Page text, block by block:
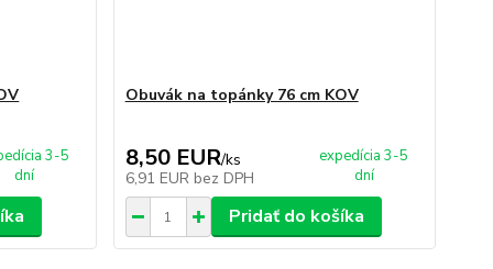
3-5
dní
Obuvák na topánky 76 cm KOV
8,50 EUR/ks
6,91 EUR bez DPH
expedícia 3-5
dní
Pridať do košíka